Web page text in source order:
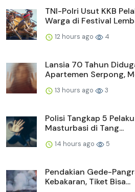
TNI-Polri Usut KKB
Warga di Festival
12 hours ago 4
Lansia 70 Tahun
Apartemen Serpong,
13 hours ago 3
Polisi Tangkap 5
Masturbasi di Tang...
14 hours ago 5
Pendakian Gede-
Kebakaran, Tiket Bisa...